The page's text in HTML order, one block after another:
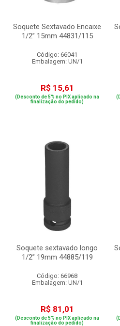
Soquete Sextavado Encaixe
1/2” 15mm 44831/115
Código: 66041
Embalagem: UN/1
R$ 15,61
(Desconto de 5% no PIX aplicado na
finalização do pedido)
Soquete sextavado longo
1/2” 19mm 44885/119
Código: 66968
Embalagem: UN/1
R$ 81,01
(Desconto de 5% no PIX aplicado na
finalização do pedido)